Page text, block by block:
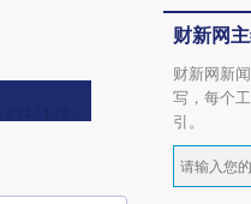
财新网
财新网新
写，每个
引。